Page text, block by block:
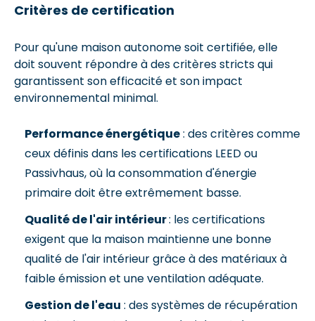
Critères de certification
Pour qu'une maison autonome soit certifiée, elle
doit souvent répondre à des critères stricts qui
garantissent son efficacité et son impact
environnemental minimal.
Performance énergétique: des critères comme
ceux définis dans les certifications LEED ou
Passivhaus, où la consommation d'énergie
primaire doit être extrêmement basse.
Qualité de l'air intérieur: les certifications
exigent que la maison maintienne une bonne
qualité de l'air intérieur grâce à des matériaux à
faible émission et une ventilation adéquate.
Gestion de l'eau : des systèmes de récupération